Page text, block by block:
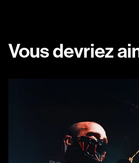
Vous devriez